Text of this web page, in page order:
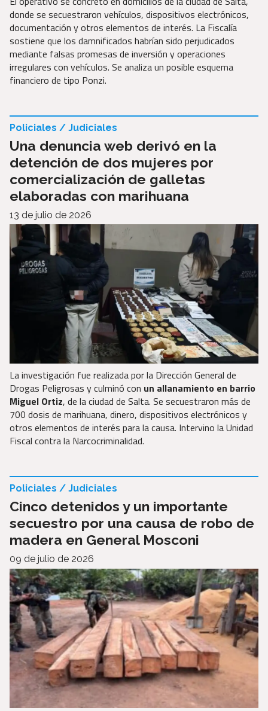
donde se secuestraron vehículos, dispositivos electrónicos,
documentación y otros elementos de interés. La Fiscalía
sostiene que los damnificados habrían sido perjudicados
mediante falsas promesas de inversión y operaciones
irregulares con vehículos. Se analiza un posible esquema
financiero de tipo Ponzi.
Una denuncia web derivó en la
detención de dos mujeres por
comercialización de galletas
elaboradas con marihuana
Policiales / Judiciales
13 de julio de 2026
La investigación fue realizada por la Dirección General de
Drogas Peligrosas y culminó con un allanamiento en barrio
Miguel Ortiz, de la ciudad de Salta. Se secuestraron más de
700 dosis de marihuana, dinero, dispositivos electrónicos y
otros elementos de interés para la causa. Intervino la Unidad
Fiscal contra la Narcocriminalidad.
Cinco detenidos y un importante
secuestro por una causa de robo de
madera en General Mosconi
Policiales / Judiciales
09 de julio de 2026